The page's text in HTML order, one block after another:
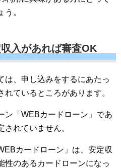
。
入があれば審査OK
は、申し込みをするにあたっ
ているところがあります。
ン「WEBカードローン」であ
れていません。
カードローン」は、安定収
性のあるカードローンになっ